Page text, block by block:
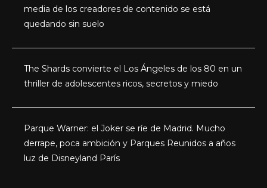
media de los creadores de contenido se está
quedando sin suelo
The Shards convierte el Los Ángeles de los 80 en un
thriller de adolescentes ricos, secretos y miedo
Parque Warner: el Joker se ríe de Madrid. Mucho
derrape, poca ambición y Parques Reunidos a años
luz de Disneyland París